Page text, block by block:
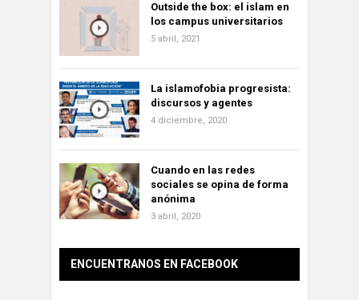
Outside the box: el islam en
los campus universitarios
5 abril, 2021
La islamofobia progresista:
discursos y agentes
4 diciembre, 2020
Cuando en las redes
sociales se opina de forma
anónima
3 abril, 2020
ENCUENTRANOS EN FACEBOOK